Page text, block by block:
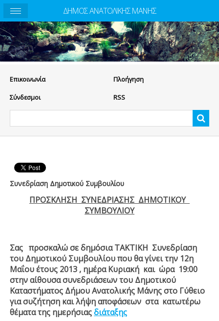
Eπικοινωνία Πλοήγηση
Σύνδεσμοι RSS
Συνεδρίαση Δημοτικού Συμβουλίου
ΠΡΟΣΚΛΗΣΗ ΣΥΝΕΔΡΙΑΣΗΣ ΔΗΜΟΤΙΚΟΥ
ΣΥΜΒΟΥΛΙΟΥ
Σας προσκαλώ σε δημόσια ΤΑΚΤΙΚΗ Συνεδρίαση
του Δημοτικού Συμβουλίου που θα γίνει την 12η
Μαΐου έτους 2013 , ημέρα Κυριακή και ώρα 19:00
στην αίθουσα συνεδριάσεων του Δημοτικού
Καταστήματος Δήμου Ανατολικής Μάνης στο Γύθειο
για συζήτηση και λήψη αποφάσεων στα κατωτέρω
θέματα της ημερήσιαςδιάταξης
ΔΗΜΟΣ ΑΝΑΤΟΛΙΚΗΣ ΜΑΝΗΣ